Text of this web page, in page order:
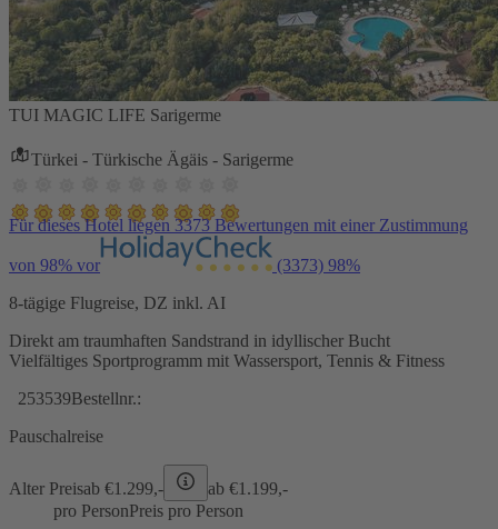
TUI MAGIC LIFE Sarigerme
Türkei - Türkische Ägäis - Sarigerme
Für dieses Hotel liegen 3373 Bewertungen mit einer Zustimmung
von 98% vor (3373) 98%
8-tägige Flugreise, DZ inkl. AI
Direkt am traumhaften Sandstrand in idyllischer Bucht
Vielfältiges Sportprogramm mit Wassersport, Tennis & Fitness
253539Bestellnr.:
Pauschalreise
Alter Preisab €1.299,- ab €1.199,-
pro PersonPreis pro Person